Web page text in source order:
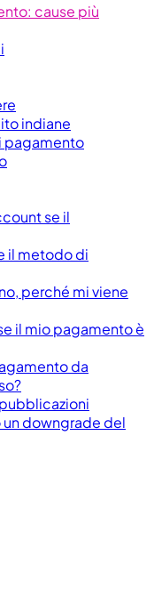
cause più
indiane
pagamento
se il
il metodo di
perché mi viene
il mio pagamento è
da
downgrade del